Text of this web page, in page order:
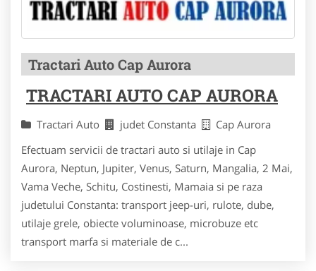
Tractari Auto Cap Aurora
TRACTARI AUTO CAP AURORA
Tractari Auto judet Constanta
Cap Aurora
Efectuam servicii de tractari auto si utilaje in Cap
Aurora, Neptun, Jupiter, Venus, Saturn, Mangalia, 2 Mai,
Vama Veche, Schitu, Costinesti, Mamaia si pe raza
judetului Constanta: transport jeep-uri, rulote, dube,
utilaje grele, obiecte voluminoase, microbuze etc
transport marfa si materiale de c...